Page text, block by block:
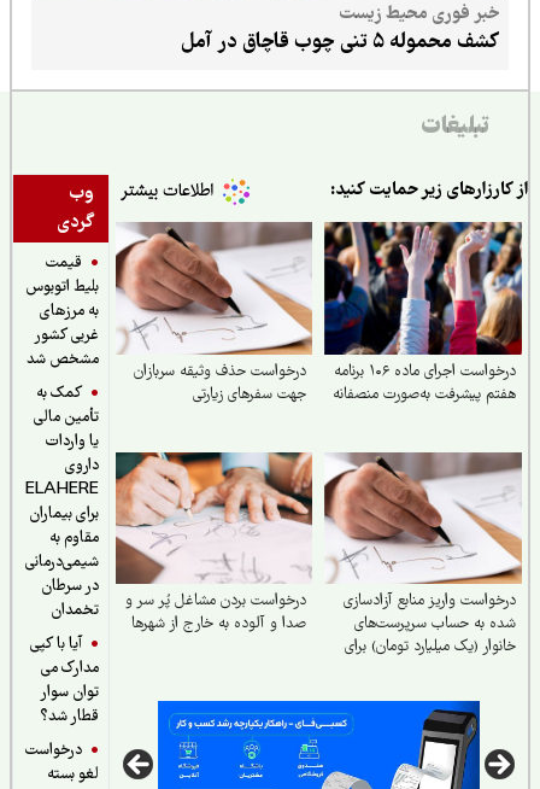
خبر فوری محیط زیست
کشف محموله ۵ تنی چوب قاچاق در آمل
تبلیغات
وب
گردی
قیمت
بلیط اتوبوس
به مرزهای
غربی کشور
مشخص شد
کمک به
تأمین مالی
یا واردات
داروی
ELAHERE
برای بیماران
مقاوم به
شیمی‌درمانی
در سرطان
تخمدان
آیا با کپی
مدارک می
توان سوار
قطار شد؟
درخواست
لغو بسته
زیر حمایت کنید:
درخواست اجرای ماده ۱۰۶ برنامه
پیشرفت به‌صورت منصفانه
درخواست حذف وثیقه سربازان
جهت سفرهای زیارتی
واریز منابع آزادسازی
به حساب سرپرست‌های
(یک میلیارد تومان) برای
درخواست بردن مشاغل پُر سر و
صدا و آلوده به خارج از شهرها